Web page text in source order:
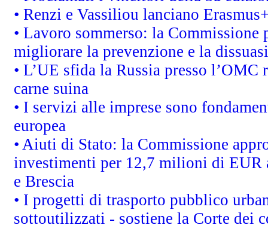
• Renzi e Vassiliou lanciano
• Lavoro sommerso: la
migliorare la prevenzione e la
• L’UE sfida la Russia presso
carne suina
• I servizi alle imprese sono
europea
• Aiuti di Stato: la Commissione
investimenti per 12,7 milioni di EUR
e Brescia
• I progetti di trasporto pubblico
sottoutilizzati - sostiene la Corte dei